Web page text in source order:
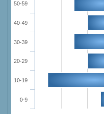
0-9
10-19
20-29
30-39
40-49
50-59